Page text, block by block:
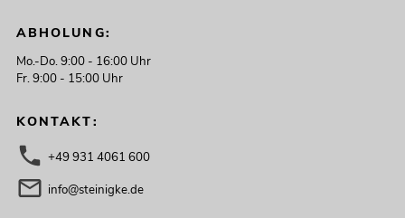
ABHOLUNG:
Mo.-Do. 9:00 - 16:00 Uhr
Fr. 9:00 - 15:00 Uhr
KONTAKT:
+49 931 4061 600
info@steinigke.de